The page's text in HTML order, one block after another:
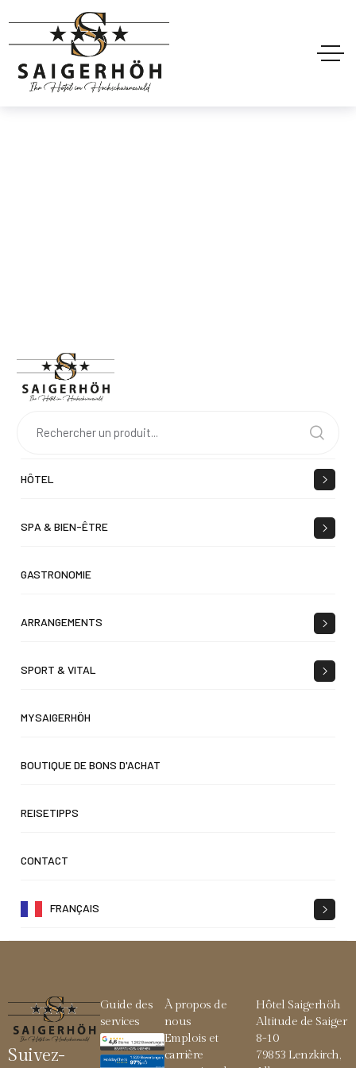
HÔTEL
SPA & BIEN-ÊTRE
GASTRONOMIE
ARRANGEMENTS
SPORT & VITAL
MYSAIGERHÖH
BOUTIQUE DE BONS D'ACHAT
REISETIPPS
CONTACT
FRANÇAIS
Suivez-
Guide des
services
À propos de
nous
Emplois et
carrière
Hôtel Saigerhöh
Altitude de Saiger
8-10
79853 Lenzkirch,